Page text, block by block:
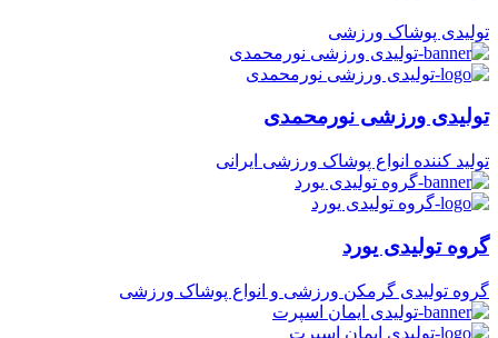
تولیدی پوشاک ورزشی
تولیدی ورزشی نورمحمدی
تولید کننده انواع پوشاک ورزشی ایرانی
گروه تولیدی یورد
گروه تولیدی گرمکن ورزشی و انواع پوشاک ورزشی